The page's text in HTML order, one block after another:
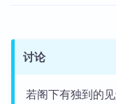
讨论
若阁下有独到的